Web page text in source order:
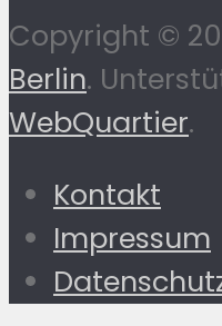
Copyright ©
Berlin.
WebQuartier.
Kontakt
Impressum